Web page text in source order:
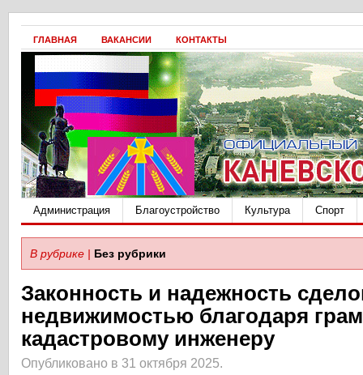
ГЛАВНАЯ ВАКАНСИИ КОНТАКТЫ
Администрация Благоустройство Культура Спорт
В рубрике | Без рубрики
Законность и надежность
недвижимостью благодаря
кадастровому инженеру
Опубликовано в 31 октября 2025.